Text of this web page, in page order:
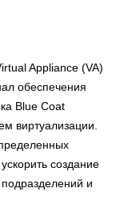
Appliance (VA)
обеспечения
Blue Coat
виртуализации.
создание
и